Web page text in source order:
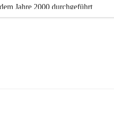
Jahre 2000 durchgeführt